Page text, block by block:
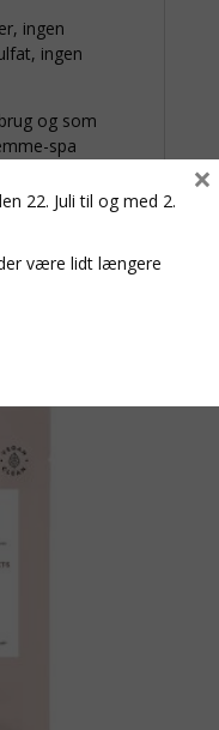
ingen
ingen
og som
spa
22. Juli til og med 2.
være lidt længere
×